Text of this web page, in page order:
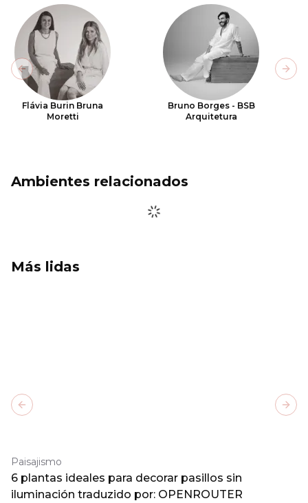
Flávia Burin Bruna
Moretti
Bruno Borges - BSB
Arquitetura
Previous slide
Ambientes relacionados
Más lidas
Paisajismo
6 plantas ideales para decorar pasillos sin
iluminación traduzido por: OPENROUTER
Previous slide